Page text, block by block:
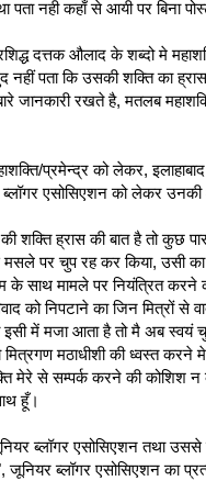
नही कहाँ से आयी पर बिना
दत्तक औलाद के शब्‍दो मे
पता कि उसकी शक्ति का
जानकारी रखते है, मतलब
प्रमेन्द्र को लेकर,
एसोसिएशन को लेकर उनकी
शक्ति ह्रास की बात है तो कुछ
पर चुप रह कर किया, उसी
साथ मामले पर नियंत्रित करने
को निपटाने का जिन मित्रों से
में मजा आता है तो मै अब स्‍वयं
मठाधीशी की ध्‍वस्‍त करने
मेरे से सम्‍पर्क करने की कोशिश
हूँ।
ब्लॉगर एसोसिएशन तथा उससे
जूनियर ब्लॉगर एसोसिएशन का